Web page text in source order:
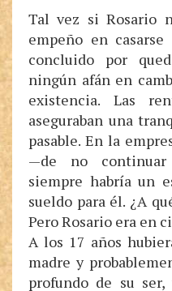
Tal vez si Rosario
empeño en
concluido por
ningún afán en
existencia. Las
aseguraban una
pasable. En la
—de no
siempre habría un
sueldo para él. ¿A
Pero Rosario era en
A los 17 años
madre y
profundo de su